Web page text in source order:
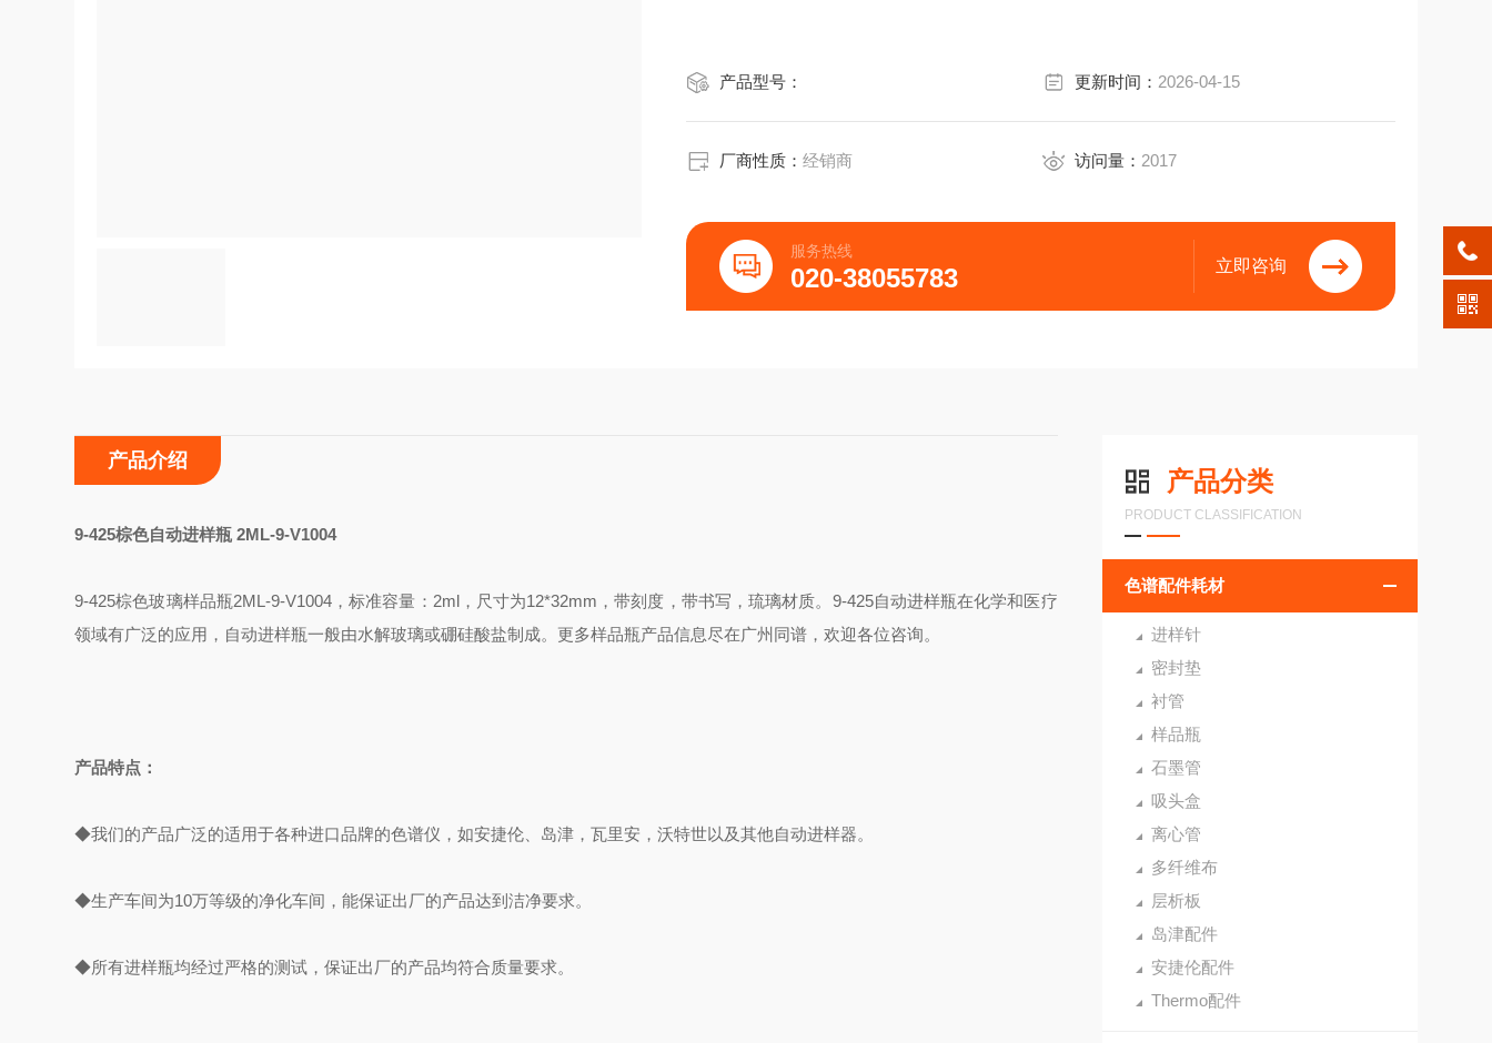
产品型号： 更新时间： 2026-04-15
厂商性质：经销商 访问量： 2017
服务热线
020-38055783 立即咨询
产品分类
PRODUCT CLASSIFICATION
色谱配件耗材
进样针
密封垫
衬管
样品瓶
石墨管
吸头盒
离心管
多纤维布
层析板
岛津配件
安捷伦配件
Thermo配件
产品介绍
9-425棕色自动进样瓶 2ML-9-V1004
9-425棕色玻璃样品瓶2ML-9-V1004，标准容量：2ml，尺寸为12*32mm ，带刻度，带书写，琉璃材质。 9-425自动进样瓶在化学和医疗
领域有广泛的应用，自动进样瓶一般由水解玻璃或硼硅酸盐制成。更多样品瓶产品信息尽在广州同谱，欢迎各位咨询。
产品特点：
◆我们的产品广泛的适用于各种进口品牌的色谱仪，如安捷伦、岛津，瓦里安，沃特世以及其他自动进样器。
◆生产车间为10万等级的净化车间，能保证出厂的产品达到洁净要求。
◆所有进样瓶均经过严格的测试，保证出厂的产品均符合质量要求。